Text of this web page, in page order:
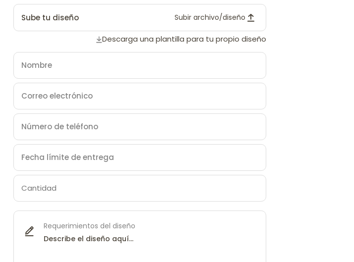
Sube tu diseño Subir archivo/diseño
Descarga una plantilla para tu propio diseño
Requerimientos del diseño